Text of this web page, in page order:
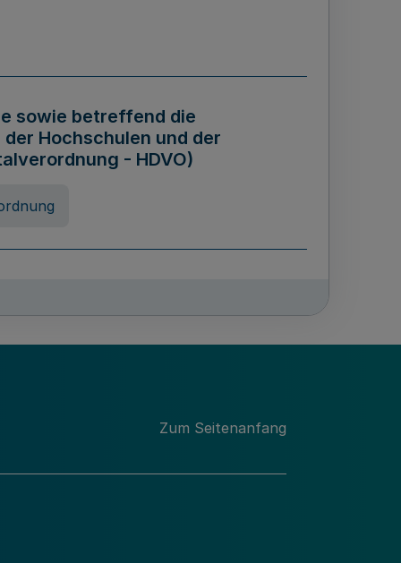
sowie betreffend die
Hochschulen und der
- HDVO)
des Landes Nordrhein-
Zum Seitenanfang